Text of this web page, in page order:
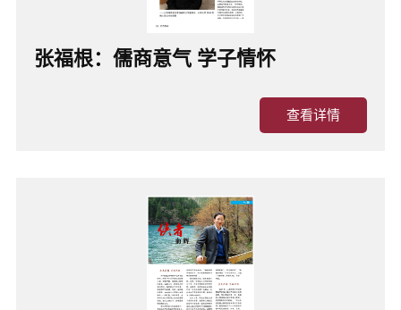
张福根：儒商意气 学子情怀
查看详情